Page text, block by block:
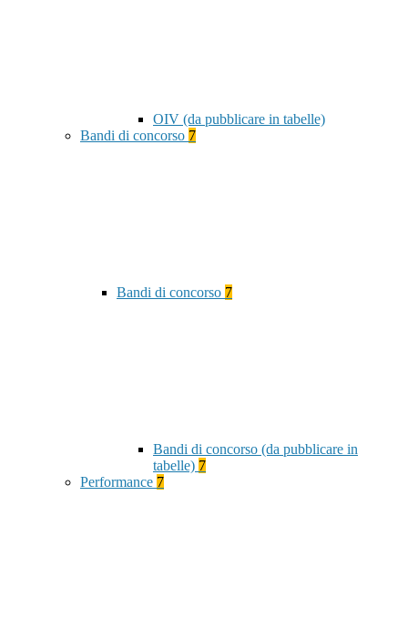
OIV (da pubblicare in tabelle)
Bandi di concorso 7
Bandi di concorso 7
Bandi di concorso (da pubblicare in
tabelle) 7
Performance 7